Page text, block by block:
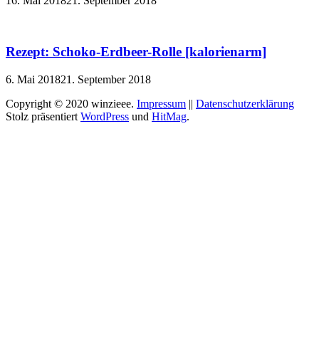
Rezept: Schoko-Erdbeer-Rolle [kalorienarm]
6. Mai 201821. September 2018
Copyright © 2020 winzieee. Impressum || Datenschutzerklärung
Stolz präsentiert WordPress und HitMag.